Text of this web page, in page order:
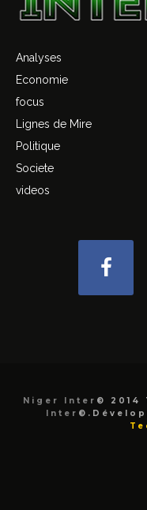
Analyses
Economie
focus
Lignes de Mire
Politique
Societe
videos
Niger Inter © 2014
Inter